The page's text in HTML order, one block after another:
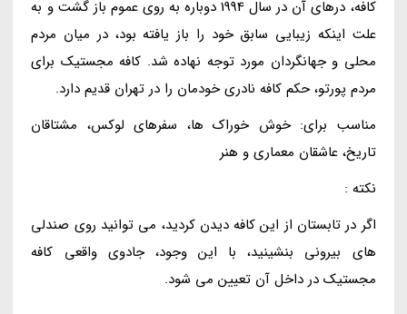
کافه، درهای آن در سال 1994 دوباره به روی عموم باز گشت و به
علت اینکه زیبایی سابق خود را باز یافته بود، در میان مردم
محلی و جهانگردان مورد توجه نهاده شد. کافه مجستیک برای
مردم پورتو، حکم کافه نادری خودمان را در تهران قدیم دارد.
مناسب برای: خوش خوراک ها، سفرهای لوکس، مشتاقان
تاریخ، عاشقان معماری و هنر
نکته :
اگر در تابستان از این کافه دیدن کردید، می توانید روی صندلی
های بیرونی بنشینید، با این وجود، جادوی واقعی کافه
مجستیک در داخل آن تعیین می شود.